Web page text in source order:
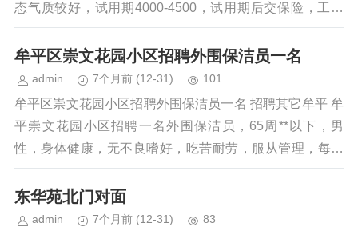
态气质较好，试用期4000-4500，试用期后交保险，工作
环境舒适，月休四天...
牟平区崇文花园小区招聘外围保洁员一名
admin 7个月前 (12-31) 101
牟平区崇文花园小区招聘外围保洁员一名 招聘其它牟平 牟
平崇文花园小区招聘一名外围保洁员，65周**以下，男
性，身体健康，无不良嗜好，吃苦耐劳，服从管理，每周
一天班，三大节及重阳节有现金福利...
东华苑北门对面
admin 7个月前 (12-31) 83